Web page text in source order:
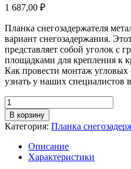
1 687,00 ₽
Планка снегозадержателя
вариант снегозадержания.
представляет собой уголок с
площадками для крепления к
Как провести монтаж угловых
узнать у наших специалистов
Количество
товара
Планка
снегозадержателя
уголкового,
длина
В корзину
Категория: Планка
Описание
Характеристики